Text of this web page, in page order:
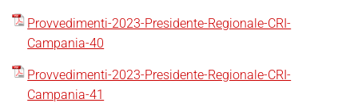
Provvedimenti-2023-Presidente-Regionale-CRI-
Campania-40
Provvedimenti-2023-Presidente-Regionale-CRI-
Campania-41